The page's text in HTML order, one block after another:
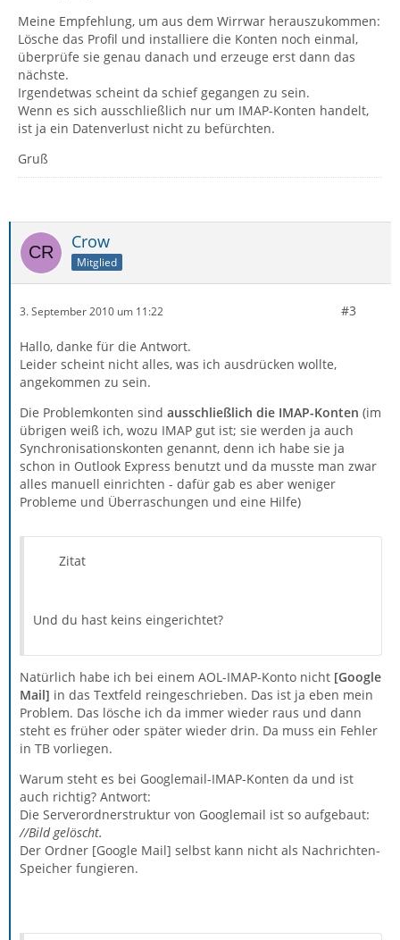
Meine Empfehlung, um aus dem Wirrwar herauszukommen:
Lösche das Profil und installiere die Konten noch einmal,
überprüfe sie genau danach und erzeuge erst dann das
nächste.
Irgendetwas scheint da schief gegangen zu sein.
Wenn es sich ausschließlich nur um IMAP-Konten handelt,
ist ja ein Datenverlust nicht zu befürchten.
Gruß
Crow
Mitglied
3. September 2010 um 11:22 #3
Hallo, danke für die Antwort.
Leider scheint nicht alles, was ich ausdrücken wollte,
angekommen zu sein.
Die Problemkonten sind ausschließlich die IMAP-Konten (im
übrigen weiß ich, wozu IMAP gut ist; sie werden ja auch
Synchronisationskonten genannt, denn ich habe sie ja
schon in Outlook Express benutzt und da musste man zwar
alles manuell einrichten - dafür gab es aber weniger
Probleme und Überraschungen und eine Hilfe)
Zitat
Und du hast keins eingerichtet?
Natürlich habe ich bei einem AOL-IMAP-Konto nicht [Google
Mail] in das Textfeld reingeschrieben. Das ist ja eben mein
Problem. Das lösche ich da immer wieder raus und dann
steht es früher oder später wieder drin. Da muss ein Fehler
in TB vorliegen.
Warum steht es bei Googlemail-IMAP-Konten da und ist
auch richtig? Antwort:
Die Serverordnerstruktur von Googlemail ist so aufgebaut:
//Bild gelöscht.
Der Ordner [Google Mail] selbst kann nicht als Nachrichten-
Speicher fungieren.